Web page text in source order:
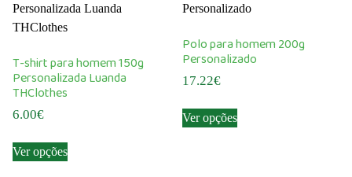
T-shirt para homem 150g
Personalizada Luanda
THClothes
6.00€
Ver opçõesproduct
Polo para homem 200g
Personalizado
17.22€
Ver opçõesproduct